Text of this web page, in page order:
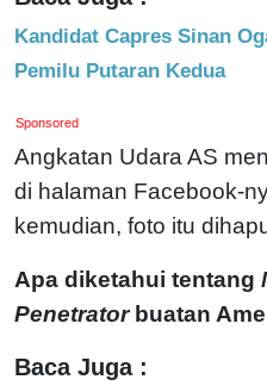
Kandidat Capres Sinan
Pemilu Putaran Kedua
Sponsored
Angkatan Udara AS
di halaman Facebook-
kemudian, foto itu
Apa diketahui tentang
Penetratorbuatan
Baca Juga :